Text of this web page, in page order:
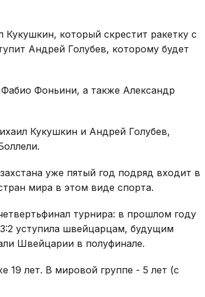
который скрестит ракетку с
Андрей Голубев, которому будет
Фоньини, а также Александр
Кукушкин и Андрей Голубев,
уже пятый год подряд входит в
мира в этом виде спорта.
турнира: в прошлом году
уступила швейцарцам, будущим
Швейцарии в полуфинале.
19 лет. В мировой группе - 5 лет (с